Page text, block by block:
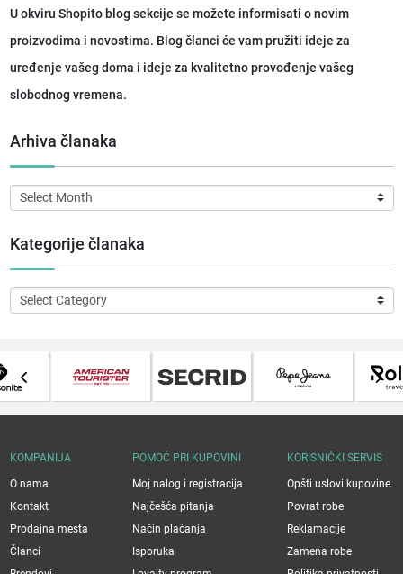
U okviru Shopito blog sekcije se možete informisati o novim
proizvodima i novostima. Blog članci će vam pružiti ideje za
uređenje vašeg doma i ideje za kvalitetno provođenje vašeg
slobodnog vremena.
Arhiva članaka
Arhiva
članaka
Kategorije članaka
Kategorije
članaka
KOMPANIJA
O nama
Kontakt
Prodajna mesta
Članci
POMOĆ PRI KUPOVINI
Moj nalog i registracija
Najčešća pitanja
Način plaćanja
Isporuka
KORISNIČKI SERVIS
Opšti uslovi kupovine
Povrat robe
Reklamacije
Zamena robe